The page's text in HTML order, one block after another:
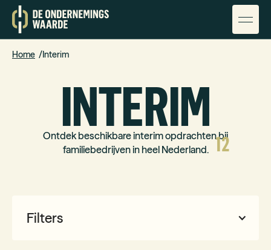
Home Interim
INTERIM
12
Ontdek beschikbare interim opdrachten bij
familiebedrijven in heel Nederland.
Filters